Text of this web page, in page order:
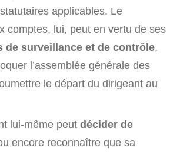
applicables. Le
comptes, lui, peut en vertu de ses
de surveillance et de contrôle,
l’assemblée générale des
le départ du dirigeant au
lui-même peut décider de
encore reconnaître que sa